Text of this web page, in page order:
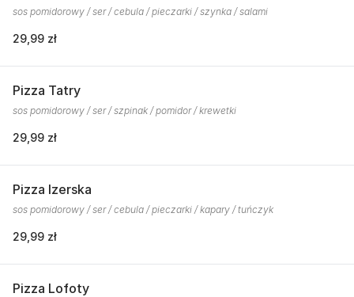
sos pomidorowy / ser / cebula / pieczarki / szynka / salami
29,99 zł
Pizza Tatry
sos pomidorowy / ser / szpinak / pomidor / krewetki
29,99 zł
Pizza Izerska
sos pomidorowy / ser / cebula / pieczarki / kapary / tuńczyk
29,99 zł
Pizza Lofoty